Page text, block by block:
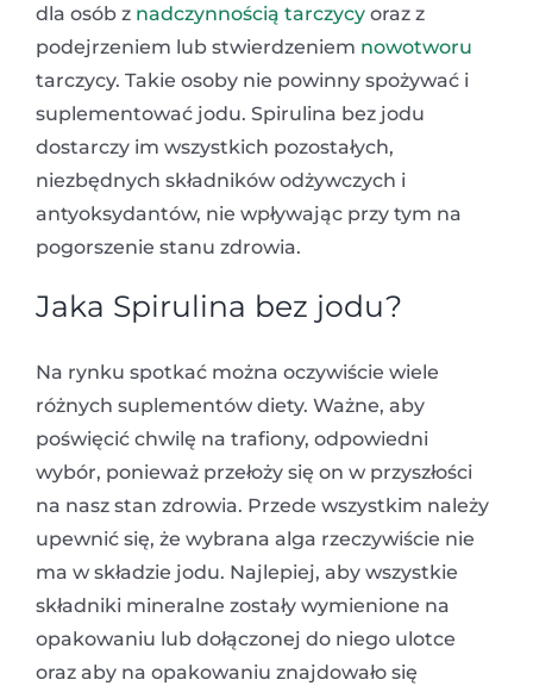
dla osób z nadczynnością tarczycy oraz z
podejrzeniem lub stwierdzeniem nowotworu
tarczycy. Takie osoby nie powinny spożywać i
suplementować jodu. Spirulina bez jodu
dostarczy im wszystkich pozostałych,
niezbędnych składników odżywczych i
antyoksydantów, nie wpływając przy tym na
pogorszenie stanu zdrowia.
Jaka Spirulina bez jodu?
Na rynku spotkać można oczywiście wiele
różnych suplementów diety. Ważne, aby
poświęcić chwilę na trafiony, odpowiedni
wybór, ponieważ przełoży się on w przyszłości
na nasz stan zdrowia. Przede wszystkim należy
upewnić się, że wybrana alga rzeczywiście nie
ma w składzie jodu. Najlepiej, aby wszystkie
składniki mineralne zostały wymienione na
opakowaniu lub dołączonej do niego ulotce
oraz aby na opakowaniu znajdowało się